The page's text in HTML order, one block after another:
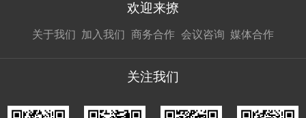
欢迎来撩
关于我们 加入我们
接扔简历
商务合作
接开聊
会议咨询 媒体合作
接开聊
关注我们